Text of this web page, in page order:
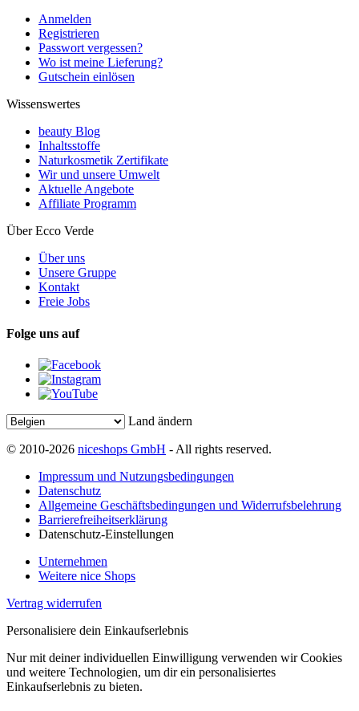
Anmelden
Registrieren
Passwort vergessen?
Wo ist meine Lieferung?
Gutschein einlösen
Wissenswertes
beauty Blog
Inhaltsstoffe
Naturkosmetik Zertifikate
Wir und unsere Umwelt
Aktuelle Angebote
Affiliate Programm
Über Ecco Verde
Über uns
Unsere Gruppe
Kontakt
Freie Jobs
Folge uns auf
Land ändern
© 2010-2026 niceshops GmbH - All rights reserved.
Impressum und Nutzungsbedingungen
Datenschutz
Allgemeine Geschäftsbedingungen und Widerrufsbelehrung
Barrierefreiheitserklärung
Datenschutz-Einstellungen
Unternehmen
Weitere nice Shops
Vertrag widerrufen
Personalisiere dein Einkaufserlebnis
Nur mit deiner individuellen Einwilligung verwenden wir Cookies
und weitere Technologien, um dir ein personalisiertes
Einkaufserlebnis zu bieten.